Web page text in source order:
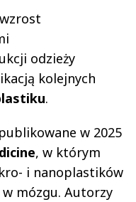
odzieży
kolejnych
.
w 2025
, w którym
i nanoplastików
mózgu. Autorzy